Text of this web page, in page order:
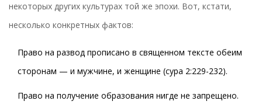
некоторых других культурах той же эпохи. Вот, кстати,
несколько конкретных фактов:
Право на развод прописано в священном тексте обеим
сторонам — и мужчине, и женщине (сура 2:229-232).
Право на получение образования нигде не запрещено.